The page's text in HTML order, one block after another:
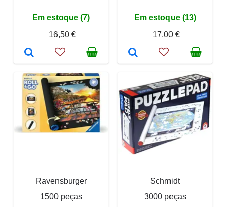
Em estoque (7)
16,50 €
Em estoque (13)
17,00 €
Ravensburger
1500 peças
Schmidt
3000 peças